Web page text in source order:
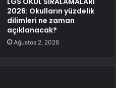
2026: Okulların yüzdelik
dilimleri ne zaman
açıklanacak?
Ağustos 2, 2026